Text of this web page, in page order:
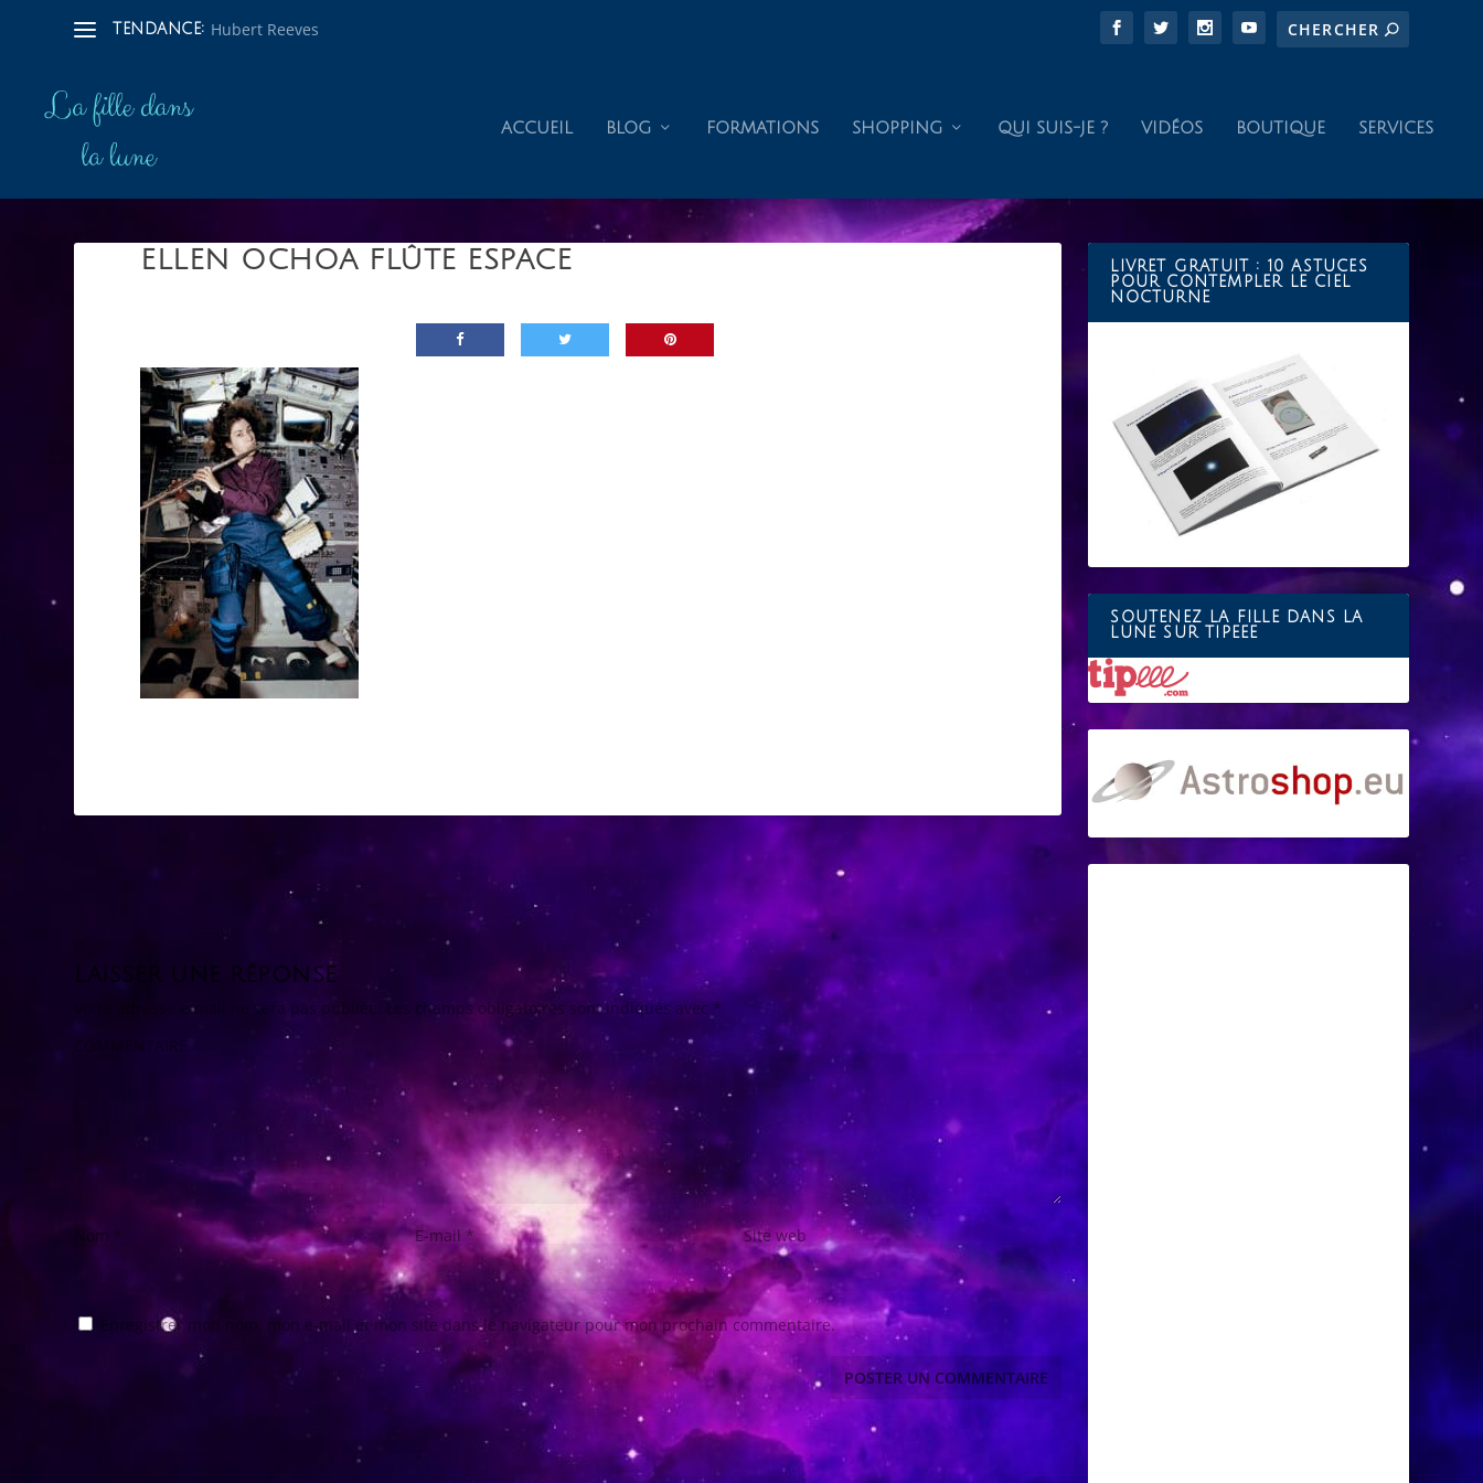
TENDANCE: Hubert Reeves
ACCUEIL BLOG FORMATIONS SHOPPING QUI SUIS-JE ? VIDÉOS BOUTIQUE SERVICES
ELLEN OCHOA FLÛTE ESPACE
LAISSER UNE RÉPONSE
Votre adresse e-mail ne sera pas publiée. Les champs obligatoires sont indiqués avec*
COMMENTAIRE
Nom * E-mail * Site web
Enregistrer mon nom, mon e-mail et mon site dans le navigateur pour mon prochain commentaire.
LIVRET GRATUIT : 10 ASTUCES
POUR CONTEMPLER LE CIEL
NOCTURNE
SOUTENEZ LA FILLE DANS LA
LUNE SUR TIPEEE